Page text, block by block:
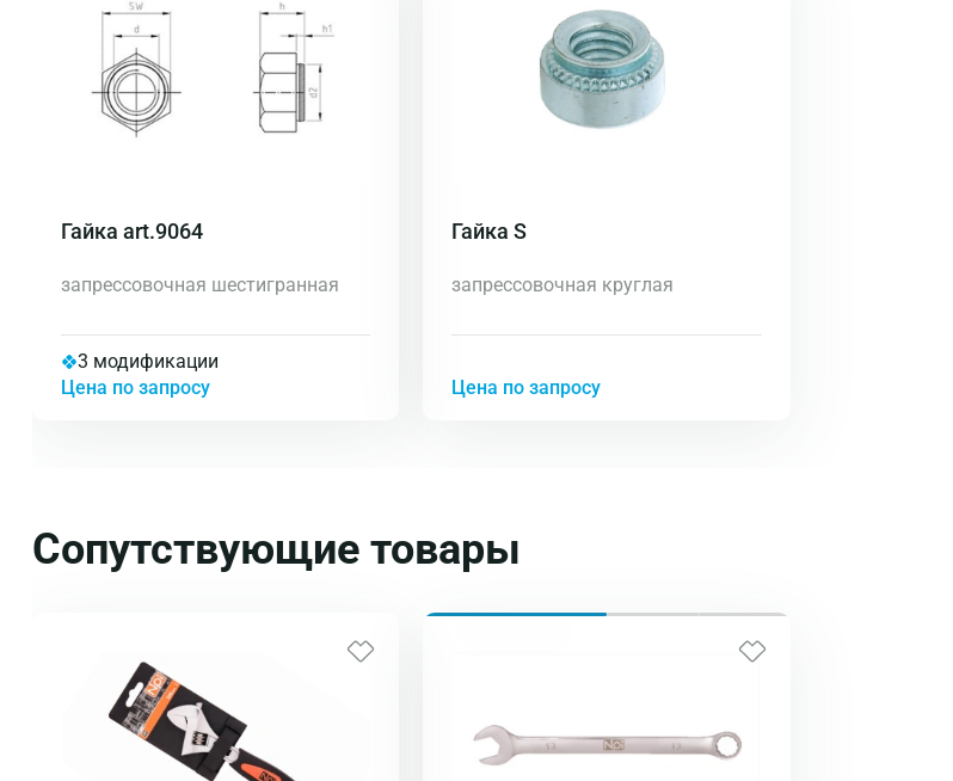
Гайка art.9064
запрессовочная шестигранная
3 модификации
Цена по запросу
Гайка S
запрессовочная круглая
Цена по запросу
Сопутствующие товары